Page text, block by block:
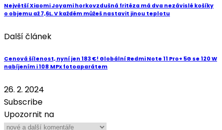
Největší Xiaomi Joyami horkovzdušná fritéza má dva nezávislé košíky
o objemu až 7,6L. V každém můžeš nastavit jinou teplotu
Další článek
Cenová šílenost, nyní jen 183 €! Globální Redmi Note 11 Pro+ 5G se 120 W
nabíjením i 108 MPx fotoaparátem
26. 2. 2024
Subscribe
Upozornit na